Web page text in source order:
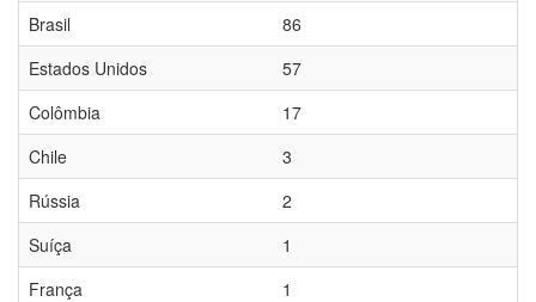
Brasil
86
Estados Unidos
57
Colômbia
17
Chile
3
Rússia
2
Suíça
1
França
1